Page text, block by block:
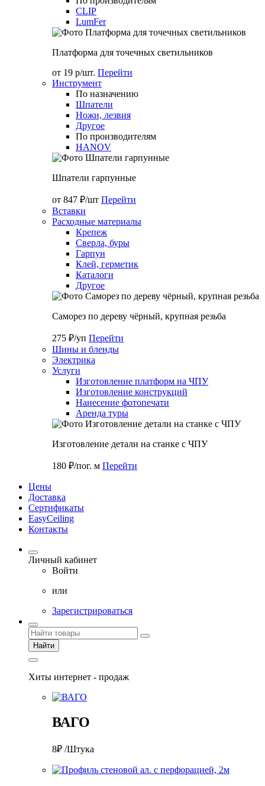
CLIP
LumFer
Платформа для точечных светильников
от 19 р/шт. Перейти
Инструмент
По назначению
Шпатели
Ножи, лезвия
Другое
По производителям
HANOV
Шпатели гарпунные
от 847 ₽/шт Перейти
Вставки
Расходные материалы
Крепеж
Сверла, буры
Гарпун
Клей, герметик
Каталоги
Другое
Саморез по дереву чёрный, крупная резьба
275 ₽/уп Перейти
Шины и бленды
Электрика
Услуги
Изготовление платформ на ЧПУ
Изготовление конструкций
Нанесение фотопечати
Аренда туры
Изготовление детали на станке с ЧПУ
180 ₽/пог. м Перейти
Цены
Доставка
Cертификаты
EasyCeiling
Контакты
Личный кабинет
Войти
или
Зарегистрироваться
Найти
Хиты интернет - продаж
ВАГО
8₽ /Штука